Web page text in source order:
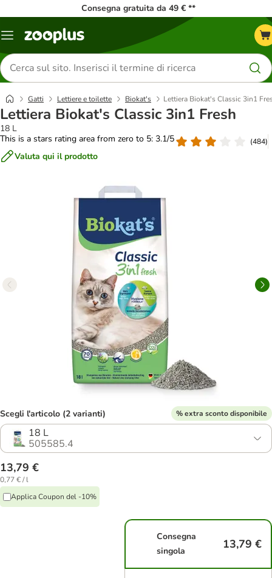
Consegna gratuita da 49 € **
Overview
Cerca
prodotti
Gatti Lettiere e toilette Biokat's Lettiera Biokat's Classic 3in1
Lettiera Biokat's Classic 3in1 Fresh
18 L
This is a stars rating area from zero to 5: 3.1/5
(484)
Valuta qui il prodotto
Scegli l'articolo (2 varianti) % extra sconto disponibile
18 L
505585.4
13,79 €
0,77 € / l
Applica Coupon del -10%
Consegna
singola
13,79 €